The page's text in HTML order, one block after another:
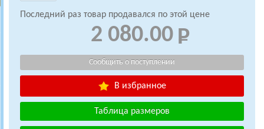
Последний раз товар продавался по этой цене
2 080.00
В избранное
Таблица размеров